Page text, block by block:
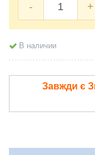
- +
В наличии
Завжди є